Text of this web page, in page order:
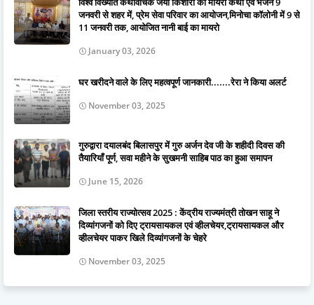
जनवरी से शहर में, प्रेम सेवा परिवार का आयोजन,मिनोचा कॉलोनी में 9 से
11 जनवरी तक, आयोजित नानी बाई का मायरो
January 03, 2026
घर खरीदने वाले के लिए महत्वपूर्ण जानकारी.......रेरा ने किया अलर्ट
November 03, 2025
गुरुद्वारा दयालबंद बिलासपुर में गुरु अर्जन देव जी के शहीदी दिवस की
तैयारियाँ पूर्ण, सवा महीने के सुखमनी साहिब पाठ का हुआ समापन
June 15, 2026
जिला स्तरीय राज्योत्सव 2025 : केंद्रीय राज्यमंत्री तोखन साहू ने
दिव्यांगजनों को दिए ट्रायसायकल एवं व्हीलचेयर,ट्रायसायकल और
व्हीलचेयर पाकर खिले दिव्यांगजनों के चेहरे
November 03, 2025